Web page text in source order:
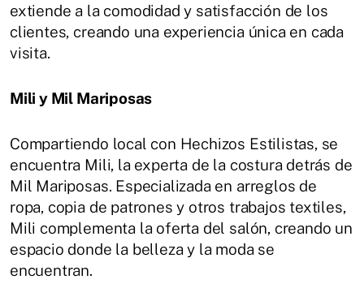
extiende a la comodidad y satisfacción de los
clientes, creando una experiencia única en cada
visita.
Mili y Mil Mariposas
Compartiendo local con Hechizos Estilistas, se
encuentra Mili, la experta de la costura detrás de
Mil Mariposas. Especializada en arreglos de
ropa, copia de patrones y otros trabajos textiles,
Mili complementa la oferta del salón, creando un
espacio donde la belleza y la moda se
encuentran.